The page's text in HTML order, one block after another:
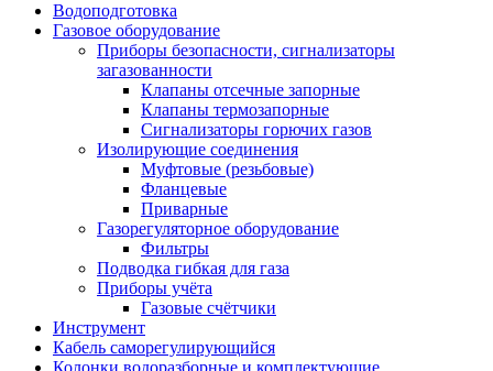
Водоподготовка
Газовое оборудование
Приборы безопасности, сигнализаторы
загазованности
Клапаны отсечные запорные
Клапаны термозапорные
Сигнализаторы горючих газов
Изолирующие соединения
Муфтовые (резьбовые)
Фланцевые
Приварные
Газорегуляторное оборудование
Фильтры
Подводка гибкая для газа
Приборы учёта
Газовые счётчики
Инструмент
Кабель саморегулирующийся
Колонки водоразборные и комплектующие